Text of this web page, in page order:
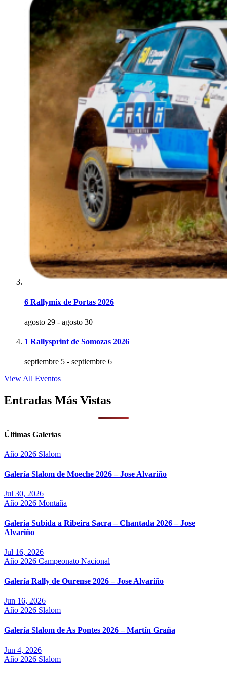
6 Rallymix de Portas 2026
agosto 29 - agosto 30
1 Rallysprint de Somozas 2026
septiembre 5 - septiembre 6
View All Eventos
Entradas Más Vistas
Últimas Galerías
Año 2026 Slalom
Galería Slalom de Moeche 2026 – Jose Alvariño
Jul 30, 2026
Año 2026 Montaña
Galeria Subida a Ribeira Sacra – Chantada 2026 – Jose
Alvariño
Jul 16, 2026
Año 2026 Campeonato Nacional
Galería Rally de Ourense 2026 – Jose Alvariño
Jun 16, 2026
Año 2026 Slalom
Galería Slalom de As Pontes 2026 – Martín Graña
Jun 4, 2026
Año 2026 Slalom